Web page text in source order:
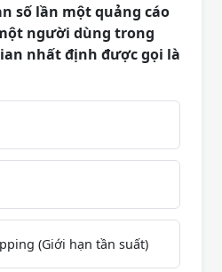
số lần một quảng cáo
người dùng trong
nhất định được gọi là
(Giới hạn tần suất)